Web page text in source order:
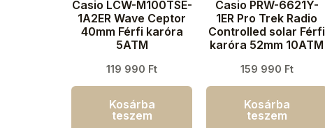
Casio LCW-M100TSE-
1A2ER Wave Ceptor
40mm Férfi karóra
5ATM
119 990 Ft
Kosárba
teszem
Casio PRW-6621Y-
1ER Pro Trek Radio
Controlled solar Férfi
karóra 52mm 10ATM
159 990 Ft
Kosárba
teszem